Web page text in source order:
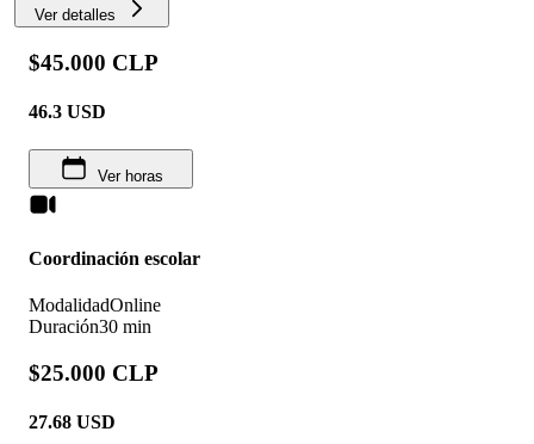
Ver detalles
$45.000 CLP
46.3 USD
Ver horas
Coordinación escolar
ModalidadOnline
Duración30 min
$25.000 CLP
27.68 USD